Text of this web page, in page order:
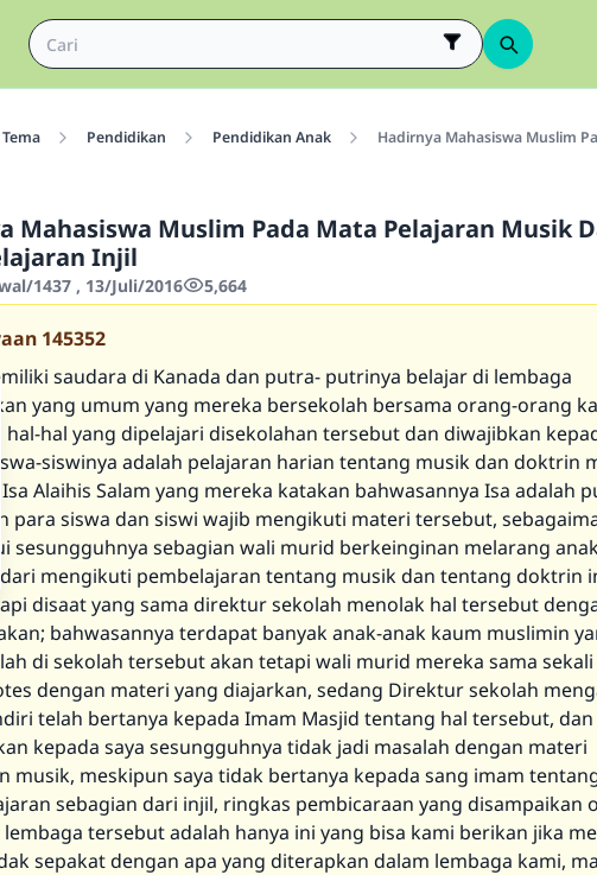
Tema Pendidikan Pendidikan Anak Hadirnya Mahasiswa Muslim
Mahasiswa Muslim Pada Mata Pelajaran Musik
Injil
1437 , 13/Juli/2016 5,664
145352
saudara di Kanada dan putra- putrinya belajar di lembaga
yang umum yang mereka bersekolah bersama orang-orang
hal-hal yang dipelajari disekolahan tersebut dan diwajibkan
siswinya adalah pelajaran harian tentang musik dan doktrin
Isa Alaihis Salam yang mereka katakan bahwasannya Isa adalah
para siswa dan siswi wajib mengikuti materi tersebut,
sesungguhnya sebagian wali murid berkeinginan melarang
dari mengikuti pembelajaran tentang musik dan tentang doktrin
disaat yang sama direktur sekolah menolak hal tersebut
bahwasannya terdapat banyak anak-anak kaum muslimin
di sekolah tersebut akan tetapi wali murid mereka sama
dengan materi yang diajarkan, sedang Direktur sekolah
telah bertanya kepada Imam Masjid tentang hal tersebut, dan
kepada saya sesungguhnya tidak jadi masalah dengan materi
musik, meskipun saya tidak bertanya kepada sang imam
sebagian dari injil, ringkas pembicaraan yang disampaikan
tersebut adalah hanya ini yang bisa kami berikan jika
sepakat dengan apa yang diterapkan dalam lembaga kami,